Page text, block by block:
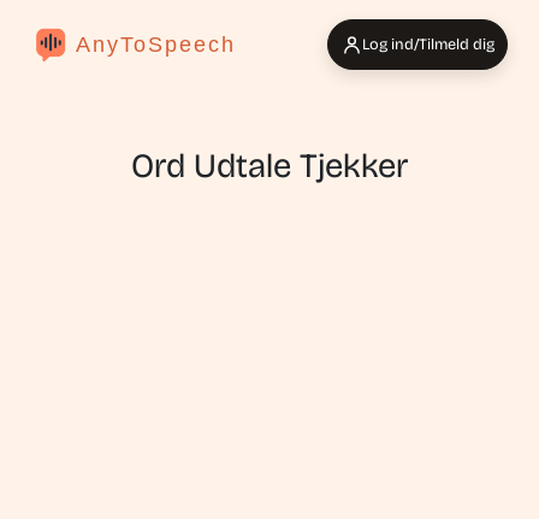
AnyToSpeech Log ind/Tilmeld dig
Ord Udtale Tjekker